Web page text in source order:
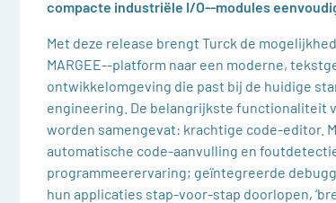
compacte industriële I/O‑-modules
Met deze release brengt Turck de
MARGEE-‑platform naar een moderne,
ontwikkelomgeving die past bij de huidige
engineering. De belangrijkste functionaliteit
worden samengevat: krachtige code‑editor.
automatische code‑aanvulling en
programmeerervaring; geïntegreerde
hun applicaties stap‑voor‑stap doorlopen,